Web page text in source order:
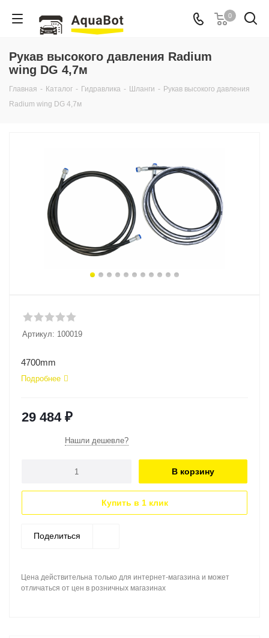
0
Рукав высокого давления Radium
wing DG 4,7м
Главная - Каталог - Гидравлика - Шланги - Рукав высокого давления
Radium wing DG 4,7м
Артикул: 100019
4700mm
Подробнее
29 484₽
Нашли дешевле?
В корзину
Купить в 1 клик
Поделиться
Цена действительна только для интернет-магазина и может
отличаться от цен в розничных магазинах